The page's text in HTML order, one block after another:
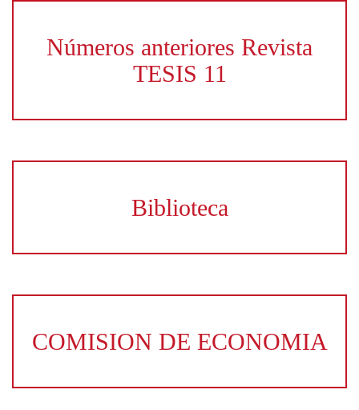
Números anteriores Revista
TESIS 11
Biblioteca
COMISION DE ECONOMIA